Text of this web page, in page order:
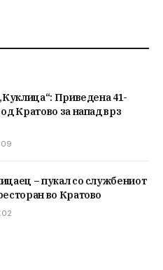
Приведена 41-
Кратово за напад врз
– пукал со службениот
во Кратово